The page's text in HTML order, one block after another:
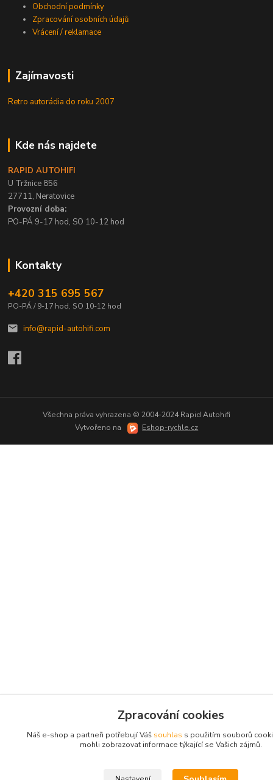
Obchodní podmínky
Zpracování osobních údajů
Vrácení / reklamace
Zajímavosti
Retro autorádia do roku 2007
Kde nás najdete
RAPID AUTOHIFI
U Tržnice 856
27711, Neratovice
Provozní doba:
PO-PÁ 9-17 hod, SO 10-12 hod
Kontakty
+420 315 695 567
PO-PÁ / 9-17 hod, SO 10-12 hod
info@rapid-autohifi.com
Všechna práva vyhrazena © 2004-2024 Rapid Autohifi
Vytvořeno na
Eshop-rychle.cz
Zpracování cookies
Náš e-shop a partneři potřebují Váš souhlas s použitím souborů
mohli zobrazovat informace týkající se Vašich zájmů.